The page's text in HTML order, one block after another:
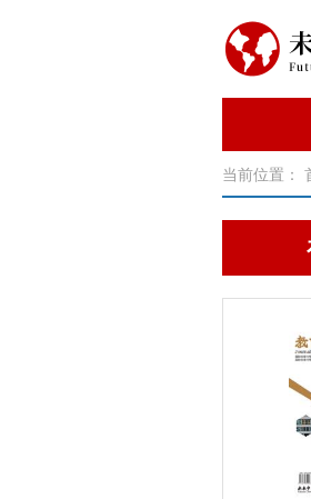
当前位置：